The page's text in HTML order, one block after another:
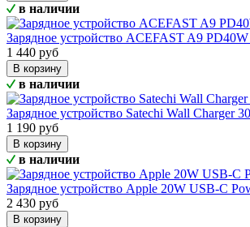
в наличии
Зарядное устройство ACEFAST A9
1 440 руб
В корзину
в наличии
Зарядное устройство Satechi Wall Charger
1 190 руб
В корзину
в наличии
Зарядное устройство Apple 20W USB-C
2 430 руб
В корзину